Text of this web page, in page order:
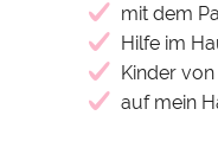
mit dem
Hilfe im
Kinder
auf mein